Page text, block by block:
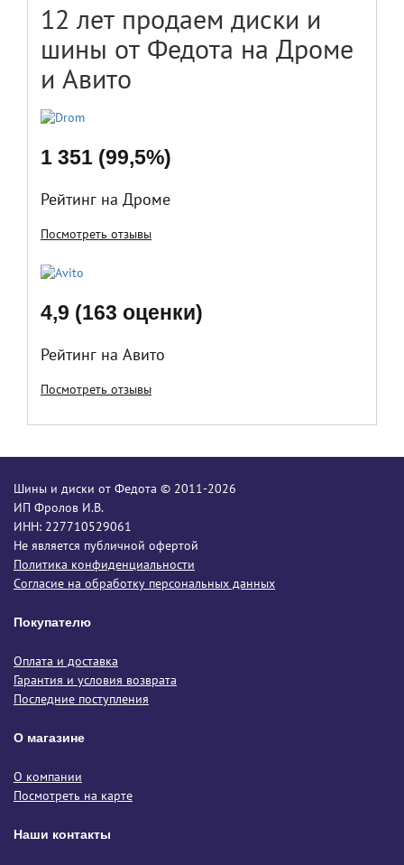
12 лет продаем диски и
шины от Федота на Дроме
и Авито
1 351 (99,5%)
Рейтинг на Дроме
Посмотреть отзывы
4,9 (163 оценки)
Рейтинг на Авито
Посмотреть отзывы
Шины и диски от Федота © 2011-2026
ИП Фролов И.В.
ИНН: 227710529061
Не является публичной офертой
Политика конфиденциальности
Согласие на обработку персональных данных
Покупателю
Оплата и доставка
Гарантия и условия возврата
Последние поступления
О магазине
О компании
Посмотреть на карте
Наши контакты